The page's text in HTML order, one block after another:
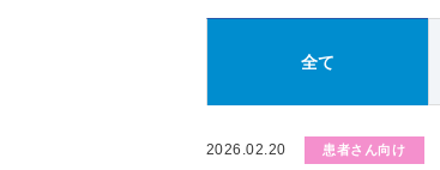
全て
2026.02.20 患者さん向け